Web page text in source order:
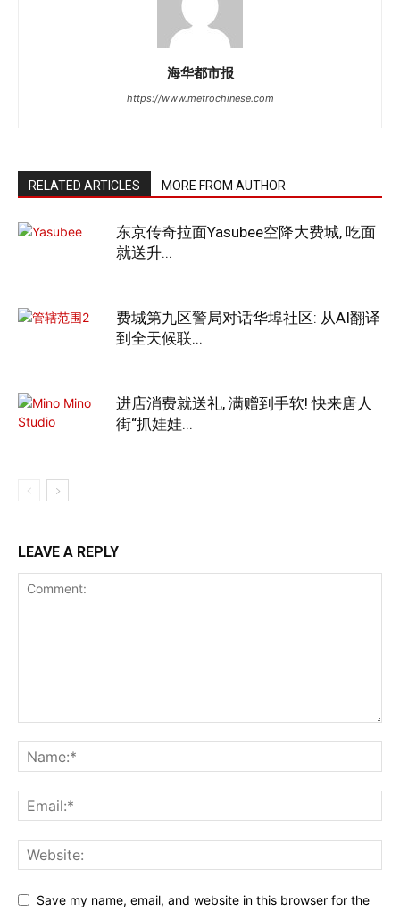
海华都市报
https://www.metrochinese.com
RELATED ARTICLES MORE FROM AUTHOR
东京传奇拉面Yasubee空降大费城, 吃面
就送升...
费城第九区警局对话华埠社区: 从AI翻译
到全天候联...
进店消费就送礼, 满赠到手软! 快来唐人
街“抓娃娃...
LEAVE A REPLY
Save my name, email, and website in this browser for the